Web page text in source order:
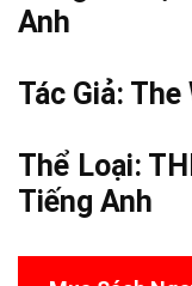
Anh
Tác Giả: The
Thể Loại:
Tiếng Anh